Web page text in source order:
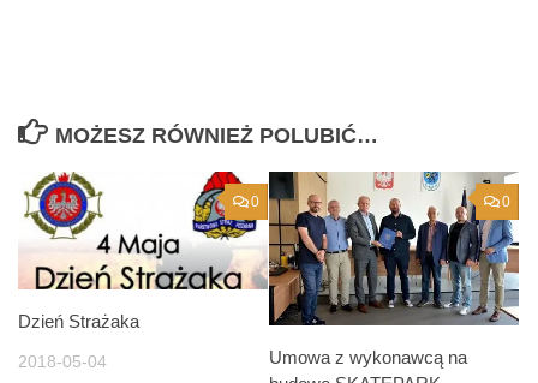
MOŻESZ RÓWNIEŻ POLUBIĆ…
0
Dzień Strażaka
2018-05-04
0
Umowa z wykonawcą na